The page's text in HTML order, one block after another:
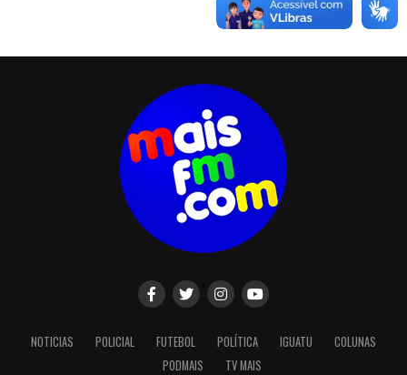
NOTICIAS POLICIAL FUTEBOL POLÍTICA IGUATU
COLUNAS
PODMAIS
TV MAIS